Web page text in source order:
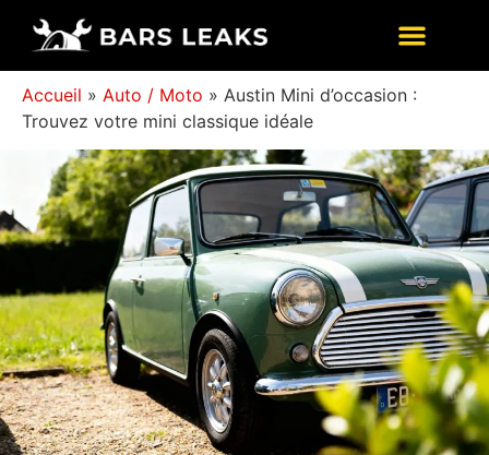
Accueil » Auto / Moto » Austin Mini d’occasion :
Trouvez votre mini classique idéale